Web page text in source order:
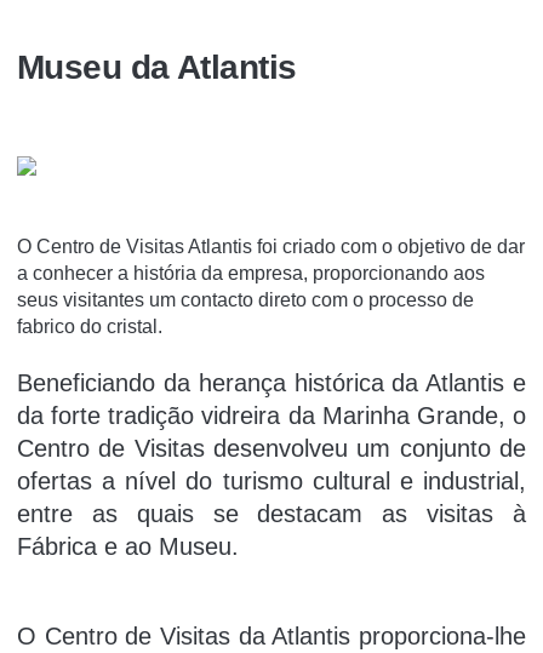
Museu da Atlantis
O Centro de Visitas Atlantis foi criado com o objetivo de dar
a conhecer a história da empresa, proporcionando aos
seus visitantes um contacto direto com o processo de
fabrico do cristal.
Beneficiando da herança histórica da Atlantis e
da forte tradição vidreira da Marinha Grande, o
Centro de Visitas desenvolveu um conjunto de
ofertas a nível do turismo cultural e industrial,
entre as quais se destacam as visitas à
Fábrica e ao Museu.
O Centro de Visitas da Atlantis proporciona-lhe